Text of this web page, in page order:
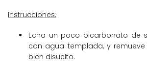
Instrucciones:
Echa un poco bicarbonato de
con agua templada, y
bien disuelto.